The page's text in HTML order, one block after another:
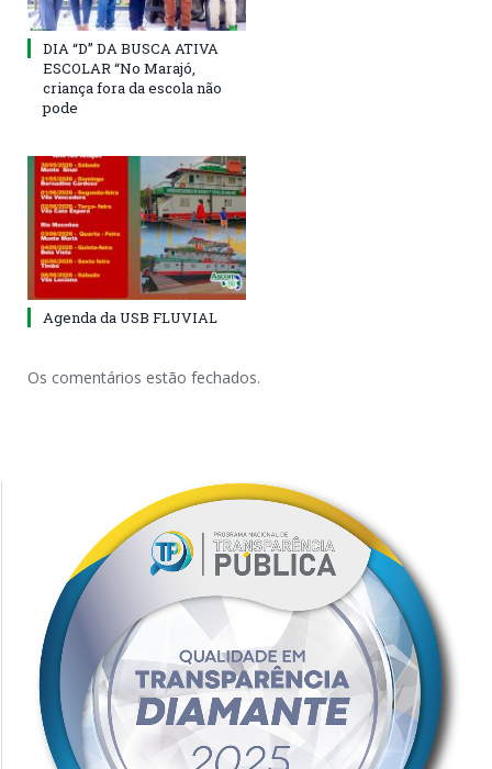
DIA “D” DA BUSCA ATIVA
ESCOLAR “No Marajó,
criança fora da escola não
pode
Agenda da USB FLUVIAL
Os comentários estão fechados.